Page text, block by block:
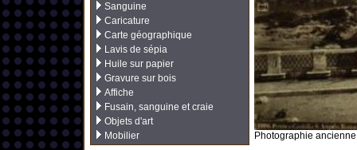
Sanguine
Caricature
Carte géographique
Lavis de sépia
Huile sur papier
Gravure sur bois
Affiche
Fusain, sanguine et craie
Objets d'art
Mobilier
Photographie